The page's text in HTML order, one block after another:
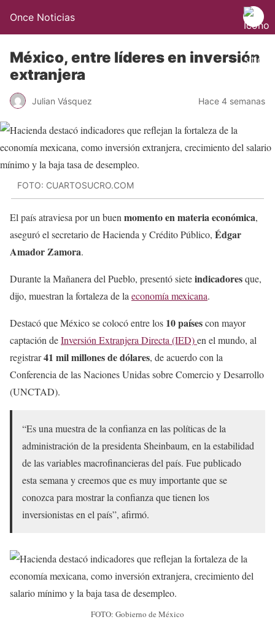
Once Noticias
México, entre líderes en inversión
extranjera
Julian Vásquez Hace 4 semanas
FOTO: CUARTOSUCRO.COM
El país atraviesa por un buen momento en materia económica,
aseguró el secretario de Hacienda y Crédito Público, Édgar
Amador Zamora.
Durante la Mañanera del Pueblo, presentó sieteindicadoresque,
dijo, muestran la fortaleza de la economía mexicana.
Destacó que México se colocó entre los 10 paísescon mayor
captación deInversión Extranjera Directa (IED)en el mundo, al
registrar41 mil millones de dólares, de acuerdo con la
Conferencia de las Naciones Unidas sobre Comercio y Desarrollo
(UNCTAD).
“Es una muestra de la confianza en las políticas de la
administración de la presidenta Sheinbaum, en la estabilidad
de las variables macrofinancieras del país. Fue publicado
esta semana y creemos que es muy importante que se
conozca para mostrar la confianza que tienen los
inversionistas en el país”, afirmó.
FOTO: Gobierno de México